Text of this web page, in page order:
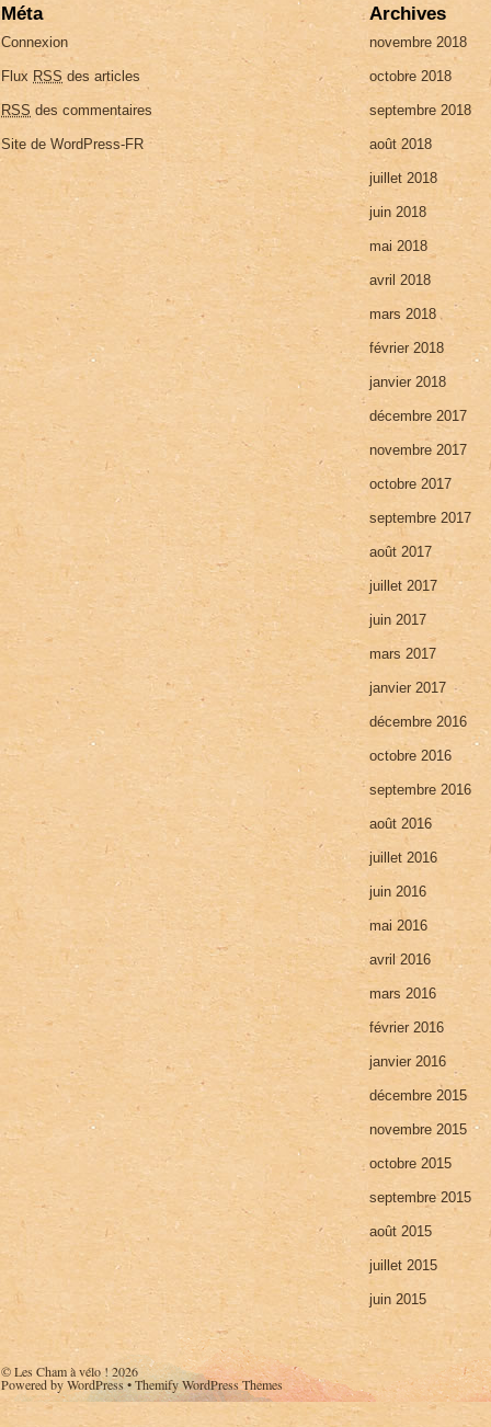
Méta
Connexion
Flux RSS des articles
RSS des commentaires
Site de WordPress-FR
Archives
novembre 2018
octobre 2018
septembre 2018
août 2018
juillet 2018
juin 2018
mai 2018
avril 2018
mars 2018
février 2018
janvier 2018
décembre 2017
novembre 2017
octobre 2017
septembre 2017
août 2017
juillet 2017
juin 2017
mars 2017
janvier 2017
décembre 2016
octobre 2016
septembre 2016
août 2016
juillet 2016
juin 2016
mai 2016
avril 2016
mars 2016
février 2016
janvier 2016
décembre 2015
novembre 2015
octobre 2015
septembre 2015
août 2015
juillet 2015
juin 2015
©Les Cham à vélo !2026
Powered byWordPress•Themify WordPress Themes